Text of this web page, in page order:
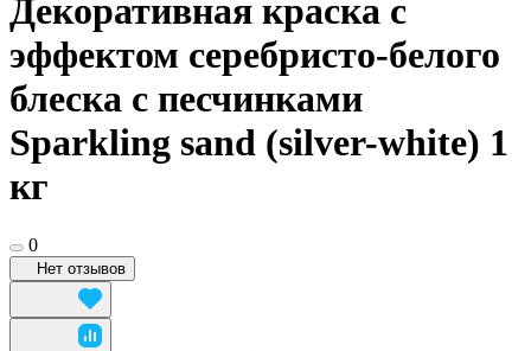
Декоративная краска с
эффектом серебристо-белого
блеска с песчинками
Sparkling sand (silver-white) 1
кг
0
Нет отзывов